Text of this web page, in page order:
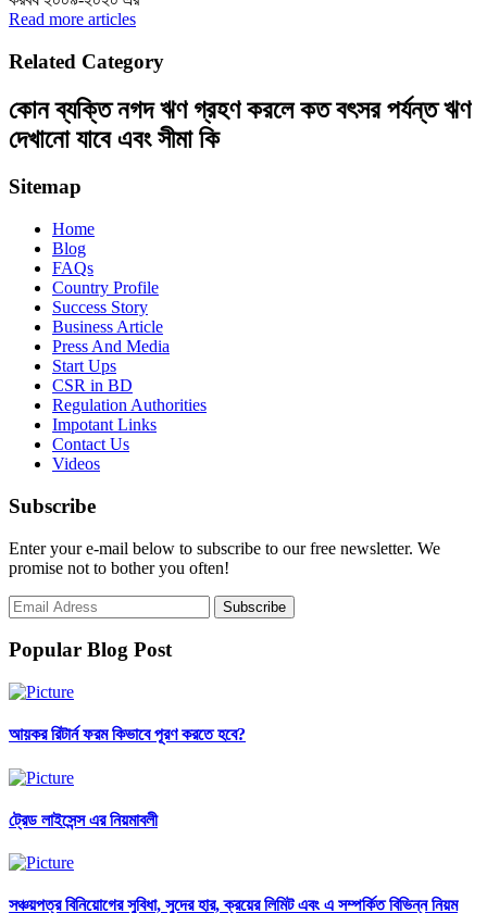
Read more articles
Related Category
কোন ব্যক্তি নগদ ঋণ গ্রহণ করলে কত বৎসর পর্যন্ত ঋণ
দেখানো যাবে এবং সীমা কি
Sitemap
Home
Blog
FAQs
Country Profile
Success Story
Business Article
Press And Media
Start Ups
CSR in BD
Regulation Authorities
Impotant Links
Contact Us
Videos
Subscribe
Enter your e-mail below to subscribe to our free newsletter. We
promise not to bother you often!
Popular Blog Post
আয়কর রিটার্ন ফরম কিভাবে পূরণ করতে হবে?
ট্রেড লাইসেন্স এর নিয়মাবলী
সঞ্চয়পত্র বিনিয়োগের সুবিধা, সুদের হার, ক্রয়ের লিমিট এবং এ সম্পর্কিত বিভিন্ন নিয়ম